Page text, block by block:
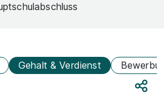
Gehalt & Verdienst